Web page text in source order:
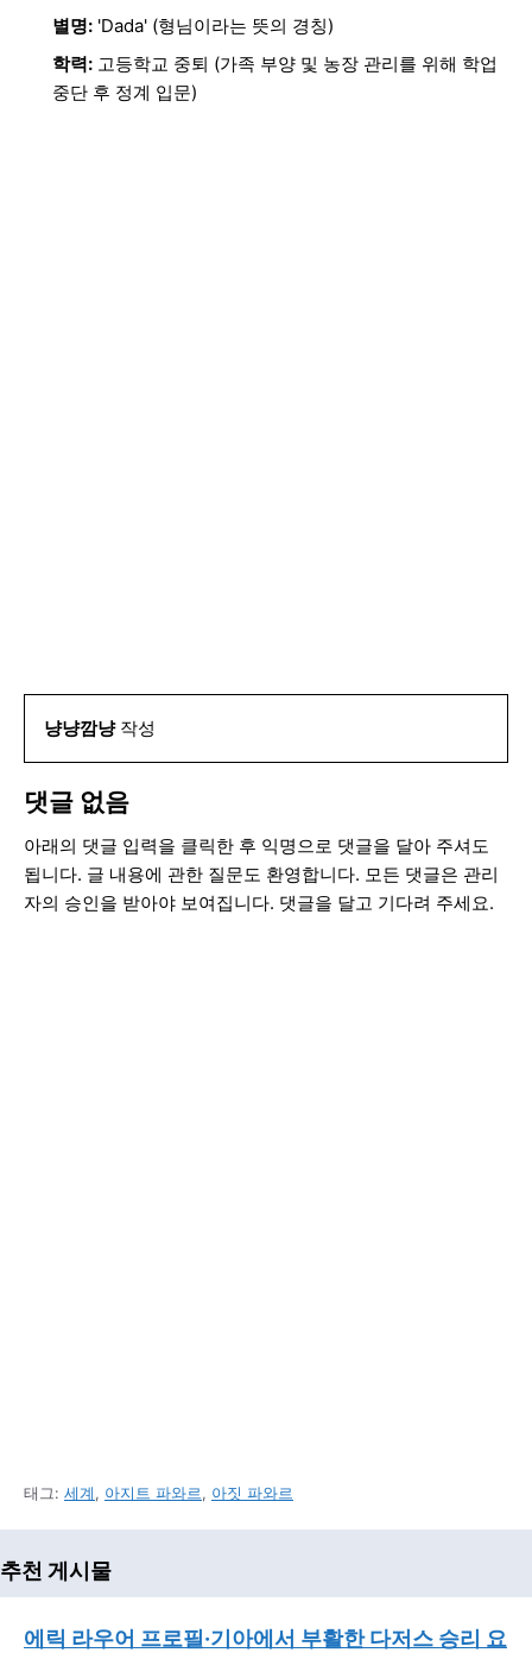
별명: 'Dada' (형님이라는 뜻의 경칭)
학력: 고등학교 중퇴 (가족 부양 및 농장 관리를 위해 학업
중단 후 정계 입문)
냥냥깜냥작성
댓글 없음
아래의 댓글 입력을 클릭한 후 익명으로 댓글을 달아 주셔도
됩니다. 글 내용에 관한 질문도 환영합니다. 모든 댓글은 관리
자의 승인을 받아야 보여집니다. 댓글을 달고 기다려 주세요.
태그: 세계 , 아지트 파와르, 아짓 파와르
추천 게시물
에릭 라우어 프로필·기아에서 부활한 다저스 승리 요